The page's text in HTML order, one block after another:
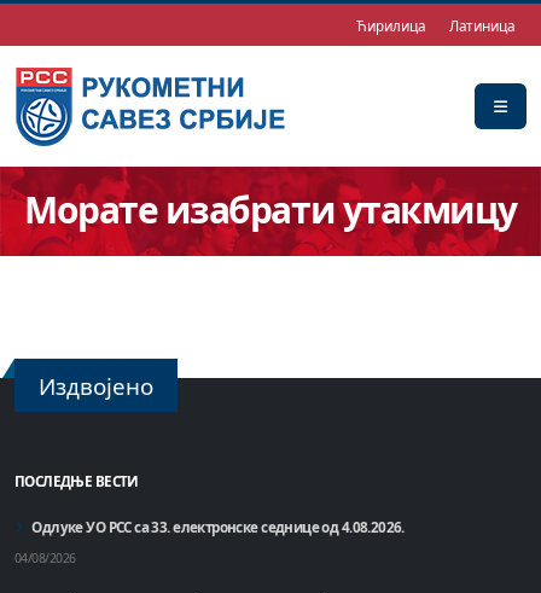
Ћирилица Латиница
Морате изабрати утакмицу
Издвојено
ПОСЛЕДЊЕ ВЕСТИ
Одлуке УО РСС са 33. електронске седнице од 4.08.2026.
04/08/2026